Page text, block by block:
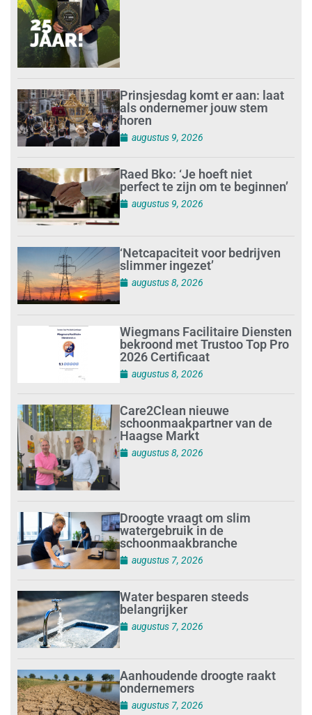
Prinsjesdag komt er aan: laat
als ondernemer jouw stem
horen
augustus 9, 2026
Raed Bko: ‘Je hoeft niet
perfect te zijn om te beginnen’
augustus 9, 2026
‘Netcapaciteit voor bedrijven
slimmer ingezet’
augustus 8, 2026
Wiegmans Facilitaire Diensten
bekroond met Trustoo Top Pro
2026 Certificaat
augustus 8, 2026
Care2Clean nieuwe
schoonmaakpartner van de
Haagse Markt
augustus 8, 2026
Droogte vraagt om slim
watergebruik in de
schoonmaakbranche
augustus 7, 2026
Water besparen steeds
belangrijker
augustus 7, 2026
Aanhoudende droogte raakt
ondernemers
augustus 7, 2026